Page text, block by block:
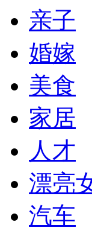
亲子
婚嫁
美食
家居
人才
漂亮
汽车